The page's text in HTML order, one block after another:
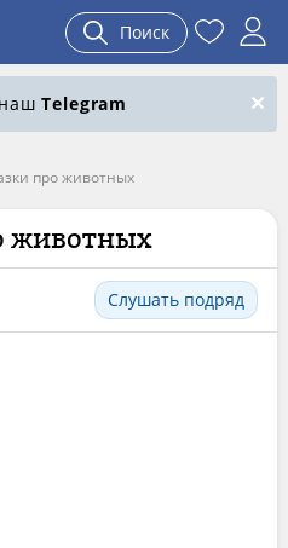
Поиск
нашTelegram
про животных
животных
Слушать подряд